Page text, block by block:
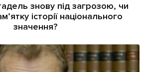
знову під загрозою, чи
історії національного
значення?